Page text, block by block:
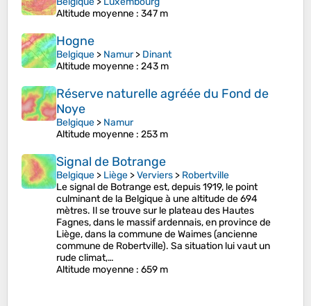
Altitude moyenne : 347 m
Hogne
Belgique > Namur> Dinant
Altitude moyenne : 243 m
Réserve naturelle agréée du Fond de
Noye
Belgique > Namur
Altitude moyenne : 253 m
Signal de Botrange
Belgique > Liège >Verviers > Robertville
Le signal de Botrange est, depuis 1919, le point
culminant de la Belgique à une altitude de 694
mètres. Il se trouve sur le plateau des Hautes
Fagnes, dans le massif ardennais, en province de
Liège, dans la commune de Waimes (ancienne
commune de Robertville). Sa situation lui vaut un
rude climat,…
Altitude moyenne : 659 m